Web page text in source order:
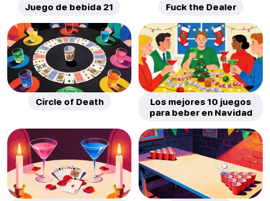
Juego de bebida 21 Fuck the Dealer
Circle of Death
Los mejores 10 juegos
para beber en Navidad